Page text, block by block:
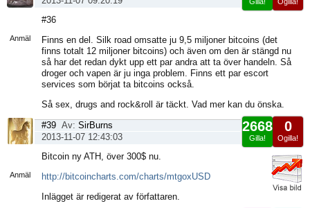
Anmäl
#36
Finns en del. Silk road omsatte ju 9,5 miljoner bitcoins (det
finns totalt 12 miljoner bitcoins) och även om den är stängd nu
så har det redan dykt upp ett par andra att ta över handeln. Så
droger och vapen är ju inga problem. Finns ett par escort
services som börjat ta bitcoins också.
Så sex, drugs and rock&roll är täckt. Vad mer kan du önska.
Anmäl
0
Ogilla!
2668
Gilla!
#39 Av: SirBurns
2013-11-07 12:43:03
Bitcoin ny ATH, över 300$ nu.
http://bitcoincharts.com/charts/mtgoxUSD
Inlägget är redigerat av författaren.